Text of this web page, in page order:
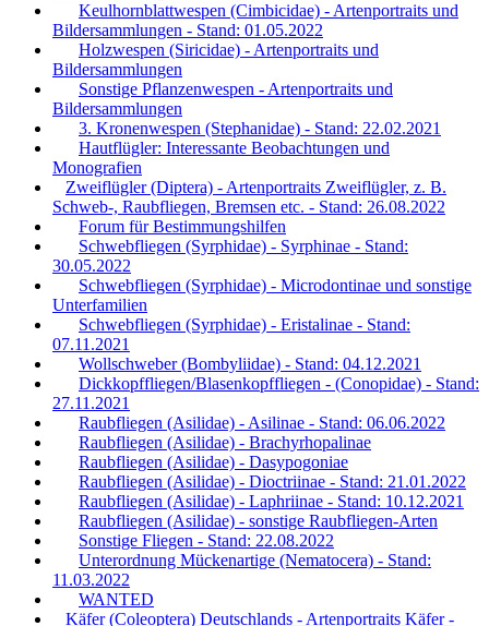
Keulhornblattwespen (Cimbicidae) - Artenportraits und
Bildersammlungen - Stand: 01.05.2022
Holzwespen (Siricidae) - Artenportraits und
Bildersammlungen
Sonstige Pflanzenwespen - Artenportraits und
Bildersammlungen
3. Kronenwespen (Stephanidae) - Stand: 22.02.2021
Hautflügler: Interessante Beobachtungen und
Monografien
Zweiflügler (Diptera) - Artenportraits Zweiflügler, z. B.
Schweb-, Raubfliegen, Bremsen etc. - Stand: 26.08.2022
Forum für Bestimmungshilfen
Schwebfliegen (Syrphidae) - Syrphinae - Stand:
30.05.2022
Schwebfliegen (Syrphidae) - Microdontinae und sonstige
Unterfamilien
Schwebfliegen (Syrphidae) - Eristalinae - Stand:
07.11.2021
Wollschweber (Bombyliidae) - Stand: 04.12.2021
Dickkopffliegen/Blasenkopffliegen - (Conopidae) - Stand:
27.11.2021
Raubfliegen (Asilidae) - Asilinae - Stand: 06.06.2022
Raubfliegen (Asilidae) - Brachyrhopalinae
Raubfliegen (Asilidae) - Dasypogoniae
Raubfliegen (Asilidae) - Dioctriinae - Stand: 21.01.2022
Raubfliegen (Asilidae) - Laphriinae - Stand: 10.12.2021
Raubfliegen (Asilidae) - sonstige Raubfliegen-Arten
Sonstige Fliegen - Stand: 22.08.2022
Unterordnung Mückenartige (Nematocera) - Stand:
11.03.2022
WANTED
Käfer (Coleoptera) Deutschlands - Artenportraits Käfer -